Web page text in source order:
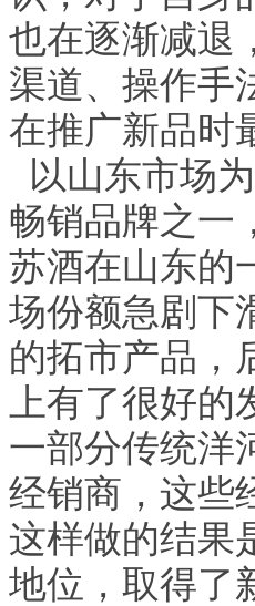
也在逐渐减退
渠道、操作手
在推广新品时
以山东市场
畅销品牌之一
苏酒在山东的
场份额急剧下
的拓市产品，
上有了很好
一部分传统洋
经销商，这些
这样做的结果
地位，取得了